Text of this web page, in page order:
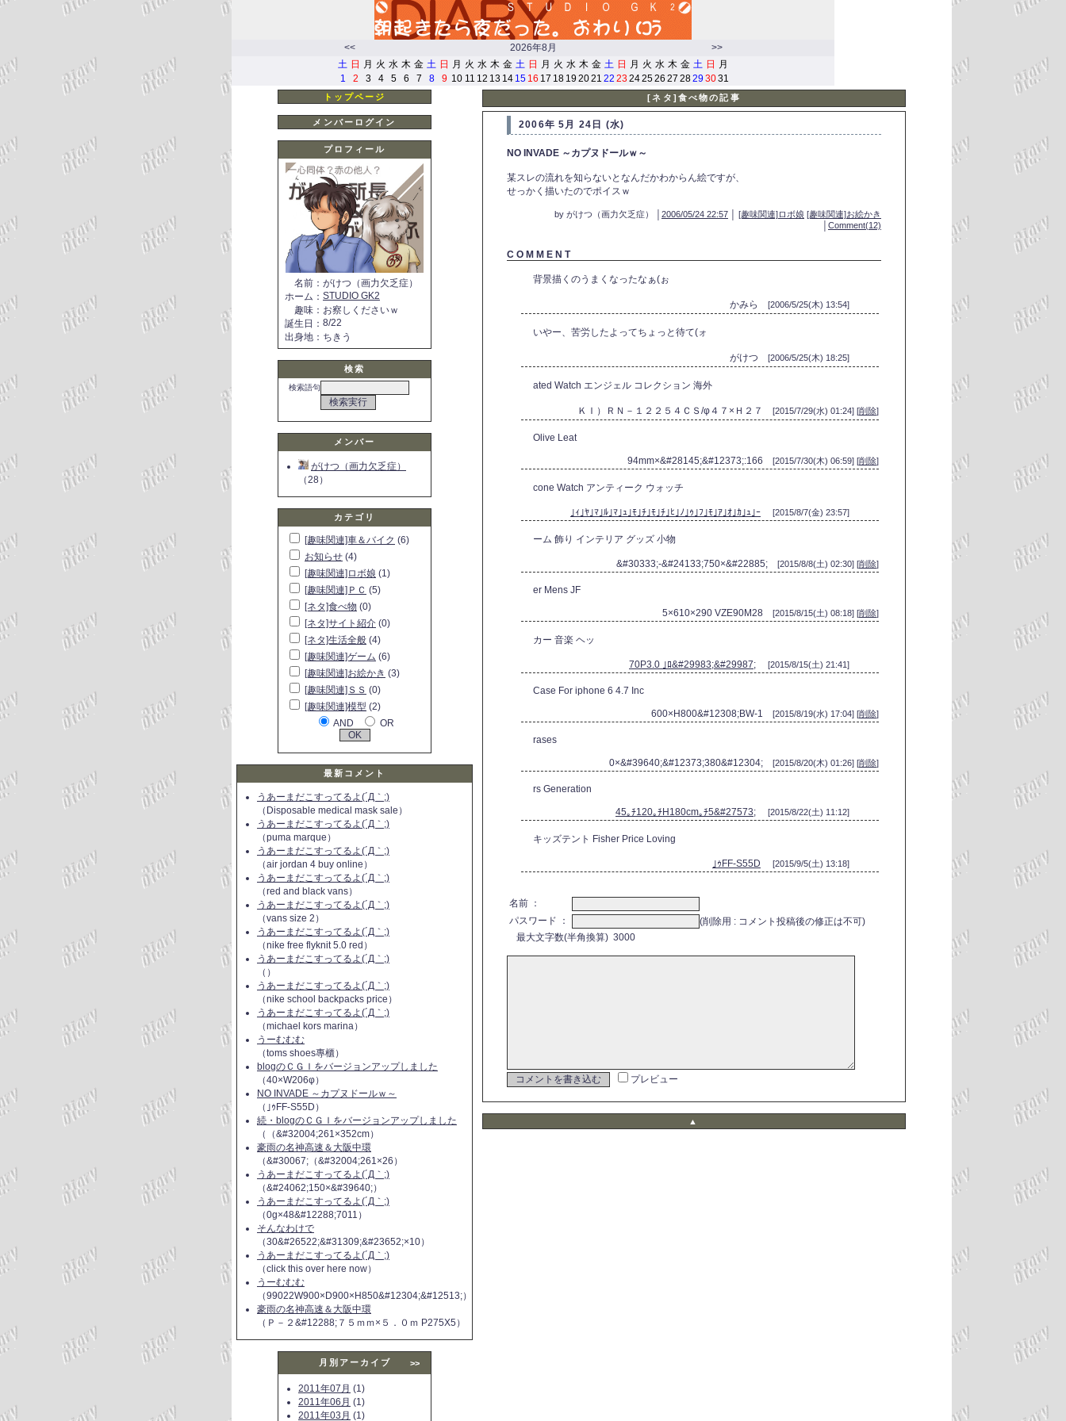
<< 2026年8月
>>
土 日 月 火 水 木 金 土 日 月 火 水 木 金 土 日 月 火 水 木 金 土 日 月 火 水 木 金 土 日
月
1
2 3 4 5 6 7 8 9 10 11 12 13 14 15 16 17 18 19 2021 22 23 242526 27 2829 3031
トップページ
メンバーログイン
プロフィール
名前 ： がけつ（画力欠乏症）
ホーム ： STUDIO GK2
趣味 ： お察しくださいｗ
誕生日 ： 8/22
出身地 ： ちきう
検索
検索語句
メンバー
がけつ（画力欠乏症）
（28）
カテゴリ
[趣味関連]車＆バイク (6)
お知らせ (4)
[趣味関連]ロボ娘 (1)
[趣味関連]ＰＣ (5)
[ネタ]食べ物 (0)
[ネタ]サイト紹介 (0)
[ネタ]生活全般 (4)
[趣味関連]ゲーム (6)
[趣味関連]お絵かき (3)
[趣味関連]ＳＳ (0)
[趣味関連]模型 (2)
AND
OR
最新コメント
うあーまだこすってるよ(´Д｀;)
（Disposable medical mask sale）
うあーまだこすってるよ(´Д｀;)
（puma marque）
うあーまだこすってるよ(´Д｀;)
（air jordan 4 buy online）
うあーまだこすってるよ(´Д｀;)
（red and black vans）
うあーまだこすってるよ(´Д｀;)
（vans size 2）
うあーまだこすってるよ(´Д｀;)
（nike free flyknit 5.0 red）
うあーまだこすってるよ(´Д｀;)
（）
うあーまだこすってるよ(´Д｀;)
（nike school backpacks price）
うあーまだこすってるよ(´Д｀;)
（michael kors marina）
うーむむむ
（toms shoes專櫃）
blogのＣＧＩをバージョンアップしました
（40×W206φ）
NO INVADE ～カプヌドールｗ～
（｣ｩFF-S55D）
続・blogのＣＧＩをバージョンアップしました
（（&#32004;261×352cm）
豪雨の名神高速＆大阪中環
（&#30067;（&#32004;261×26）
うあーまだこすってるよ(´Д｀;)
（&#24062;150×&#39640;）
うあーまだこすってるよ(´Д｀;)
（0g×48&#12288;7011）
そんなわけで
（30&#26522;&#31309;&#23652;×10）
うあーまだこすってるよ(´Д｀;)
（click this over here now）
うーむむむ
（99022W900×D900×H850&#12304;&#12513;）
豪雨の名神高速＆大阪中環
（Ｐ－２&#12288;７５ｍｍ×５．０ｍ P275X5）
月別アーカイブ >>
2011年07月 (1)
2011年06月 (1)
2011年03月 (1)
[ネタ]食べ物の記事
2006年 5月 24日 (水)
NO INVADE ～カプヌドールｗ～
某スレの流れを知らないとなんだかわからん絵ですが、
せっかく描いたのでポイスｗ
by がけつ（画力欠乏症） │ 2006/05/24 22:57 [趣味関連]ロボ娘 [趣味関連]お絵かき
Comment(12)
C O M M E N T
背景描くのうまくなったなぁ(ぉ
かみら [2006/5/25(木) 13:54]
いやー、苦労したよってちょっと待て(ォ
がけつ [2006/5/25(木) 18:25]
ated Watch エンジェル コレクション 海外
ＫＩ）ＲＮ－１２２５４ＣＳ/φ４７×Ｈ２７ [2015/7/29(水) 01:24] [削除]
Olive Leat
94mm×&#28145;&#12373;:166 [2015/7/30(木) 06:59] [削除]
cone Watch アンティーク ウォッチ
｣ｨ｣ﾔ｣ﾏ｣ﾙ｣ﾏ｣ｭ｣ﾓ｣ﾁ｣ﾓ｣ﾁ｣ﾋ｣ﾉ｣ｩ｣ﾌ｣ﾓ｣ｱ｣ｵ｣ｶ｣ｭ｣ｰ [2015/8/7(金) 23:57]
ーム 飾り インテリア グッズ 小物
&#30333;-&#24133;750×&#22885; [2015/8/8(土) 02:30] [削除]
er Mens JF
5×610×290 VZE90M28 [2015/8/15(土) 08:18] [削除]
カー 音楽 ヘッ
70P3.0 ｣ﾛ&#29983;&#29987; [2015/8/15(土) 21:41]
Case For iphone 6 4.7 Inc
600×H800&#12308;BW-1 [2015/8/19(水) 17:04] [削除]
rases
0×&#39640;&#12373;380&#12304; [2015/8/20(木) 01:26] [削除]
rs Generation
45｡ﾁ120｡ﾁH180cm｡ﾁ5&#27573; [2015/8/22(土) 11:12]
キッズテント Fisher Price Loving
｣ｩFF-S55D [2015/9/5(土) 13:18]
名前 ：
パスワード ：
(削除用 : コメント投稿後の修正は不可)
最大文字数(半角換算) 3000
プレビュー
▲